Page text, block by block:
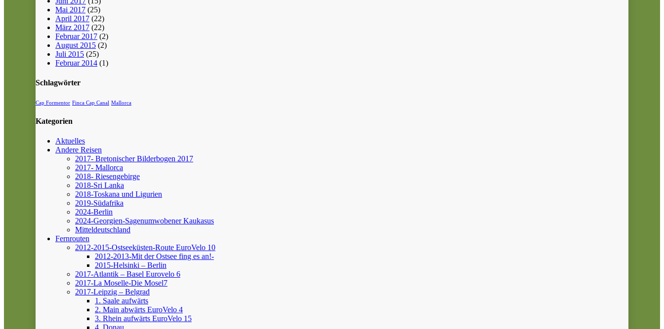
Mai 2017 (25)
April 2017 (22)
März 2017 (22)
Februar 2017 (2)
August 2015 (2)
Juli 2015 (25)
Februar 2014 (1)
Schlagwörter
Cap Formentor Finca Cap Canal Mallorca
Kategorien
Aktuelles
Andere Reisen
2017- Bretonischer Bilderbogen 2017
2017- Mallorca
2018- Riesengebirge
2018-Sri Lanka
2018-Toskana und Ligurien
2019-Südafrika
2024-Berlin
2024-Georgien-Sagenumwobener Kaukasus
Mitteldeutschland
Fernrouten
2012-2015-Ostseeküsten-Route EuroVelo 10
2012-2013-Mit der Ostsee fing es an!-
2015-Helsinki – Berlin
2017-Atlantik – Basel Eurovelo 6
2017-La Moselle-Die Mosel7
2017-Leipzig – Belgrad
1. Saale aufwärts
2. Main abwärts EuroVelo 4
3. Rhein aufwärts EuroVelo 15
4. Donau